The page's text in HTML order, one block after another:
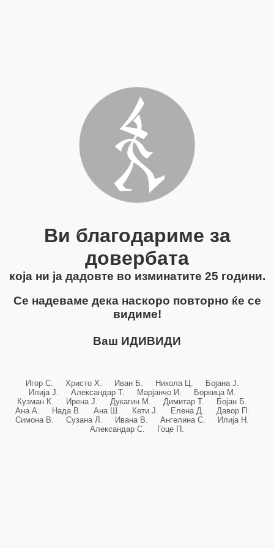
Ви благодариме за
довербата
која ни ја дадовте во изминатите 25 години.
Се надеваме дека наскоро повторно ќе се
видиме!
Ваш ИДИВИДИ
Игор С. Христо Х. Иван Б. Никола Ц. Бојана Ј.
Илија Ј. Александар Т. Марјанчо И. Боркица М.
Кузман К. Ирена Ј. Дукагин М. Димитар Т. Бојан Б.
Ана А. Нада В. Ана Ш. Кети Ј. Елена Д. Давор П.
Симона В. Сузана Л. Ивана В. Ангелина С. Илија Н.
Александар С. Гоце П.